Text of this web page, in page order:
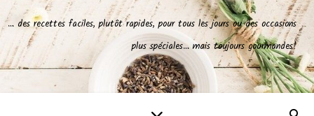
… des recettes faciles, plutôt rapides, pour tous les jours ou des occasions
plus spéciales… mais toujours gourmandes!